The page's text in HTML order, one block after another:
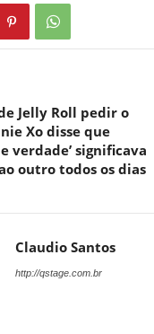
Jelly Roll pedir o
Xo disse que
verdade’ significava
outro todos os dias
Claudio Santos
http://qstage.com.br